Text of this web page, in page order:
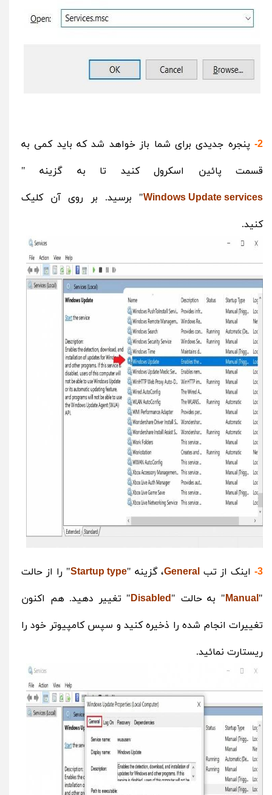
2-
پنجره جدیدی برای شما باز خواهد شد که باید کمی به
قسمت پائین اسکرول کنید تا به گزینه "
Windows Update services" برسید. بر روی آن کلیک
کنید.
3- اینک از تب General، گزینه "Startup type" را از حالت
"
Manual " به حالت " Disabled " تغییر دهید. هم اکنون
تغییرات انجام شده را ذخیره کنید و سپس کامپیوتر خود را
ریستارت نمائید.